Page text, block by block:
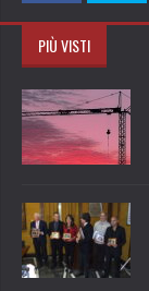
PIÙ VISTI